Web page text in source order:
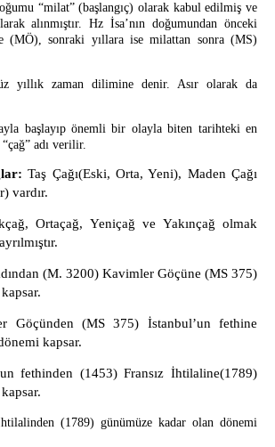
“milat” (başlangıç) olarak kabul edilmiş ve
alınmıştır. Hz İsa’nın doğumundan önceki
(MÖ), sonraki yıllara ise milattan sonra (MS)
yıllık zaman dilimine denir. Asır olarak da
başlayıp önemli bir olayla biten tarihteki en
adı verilir.
Taş Çağı(Eski, Orta, Yeni), Maden Çağı
vardır.
Ortaçağ, Yeniçağ ve Yakınçağ olmak
(M. 3200) Kavimler Göçüne (MS 375)
Göçünden (MS 375) İstanbul’un fethine
kapsar.
fethinden (1453) Fransız İhtilaline(1789)
(1789) günümüze kadar olan dönemi